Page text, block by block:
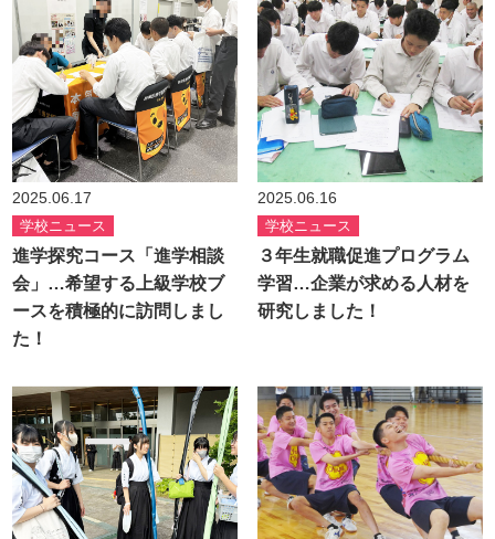
2025.06.17
学校ニュース
進学探究コース「進学相談
会」…希望する上級学校ブ
ースを積極的に訪問しまし
た！
2025.06.16
学校ニュース
３年生就職促進プログラム
学習…企業が求める人材を
研究しました！